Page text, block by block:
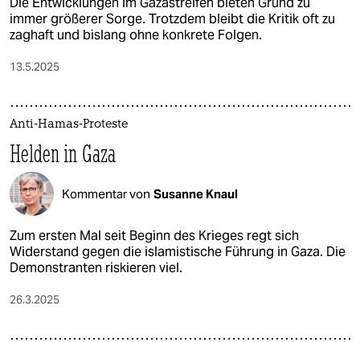
immer größerer Sorge. Trotzdem bleibt die Kritik oft zu
zaghaft und bislang ohne konkrete Folgen.
13.5.2025
Anti-Hamas-Proteste
Helden in Gaza
Kommentar von Susanne Knaul
Zum ersten Mal seit Beginn des Krieges regt sich
Widerstand gegen die islamistische Führung in Gaza. Die
Demonstranten riskieren viel.
26.3.2025